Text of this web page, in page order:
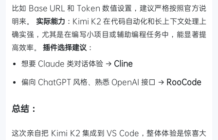
比如 Base URL 和 Token 数值设置，建议严格按照官方说
明来。
实际能力 ：Kimi K2 在代码自动化和长上下文处理上
确实强，尤其是在编写小项目或辅助编程任务中，能显著提
高效率。
插件选择建议 ：
想要 Claude 类对话体验 → Cline
偏向 ChatGPT 风格、熟悉 OpenAI 接口 → RooCode
总结：
这次亲自把 Kimi K2 集成到 VS Code，整体体验是惊喜大